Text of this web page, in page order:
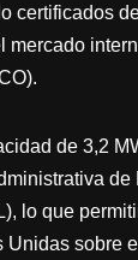
certificados
de 3,2
de
lo que
sobre